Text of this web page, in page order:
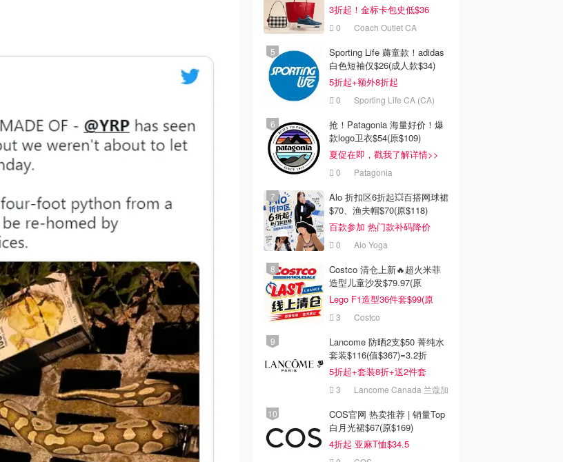
3折起！金标卡包史低$36
0 Coach Outlet CA
Sporting Life 薅童款！adidas
白色短袖仅$26(成人款$34)
5折起+额外8折起
0 Sporting Life CA (CA)
抢！Patagonia 海量好价！爆
款logo卫衣$54(原$109)
夏促在即，戳我了解详情>>
0 Patagonia
Alo 折扣区6折起💥百搭网球裙
$70、渔夫帽$70(原$118)
百款参加 热门款补码降价
0 Alo Yoga
Costco 清仓上新🔥超火米菲
造型儿童沙发$79.97(原
$129.99)
Lego F1造型36件套$99(原
$159)
3 Costco
Lancome 防晒2支$50 菁纯水
套装$116(值$367)=3.2折
5折起+套装8折+送2件套
3
Lancome Canada 兰蔻加
COS官网 热卖推荐 | 销量Top
白月光裙$67(原$169)
4折起 亚麻T恤$34.5